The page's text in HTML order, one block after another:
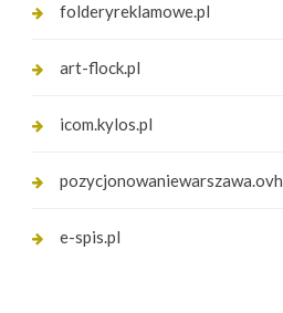
folderyreklamowe.pl
art-flock.pl
icom.kylos.pl
pozycjonowaniewarszawa.ovh
e-spis.pl